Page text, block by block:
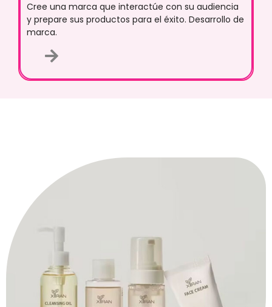
Cree una marca que interactúe con su audiencia
y prepare sus productos para el éxito. Desarrollo de
marca.